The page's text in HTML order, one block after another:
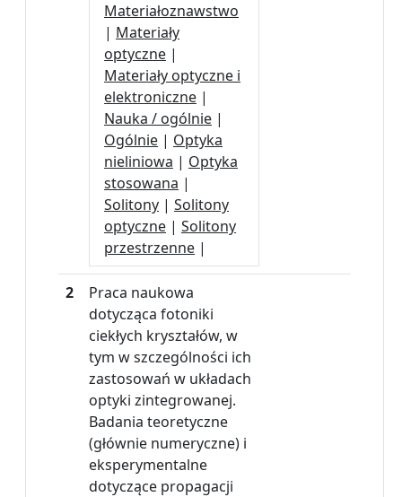
Materiałoznawstwo
| Materiały
optyczne |
Materiały optyczne i
elektroniczne |
Nauka / ogólnie |
Ogólnie | Optyka
nieliniowa | Optyka
stosowana |
Solitony | Solitony
optyczne | Solitony
przestrzenne |
2
Praca naukowa
dotycząca fotoniki
ciekłych kryształów, w
tym w szczególności ich
zastosowań w układach
optyki zintegrowanej.
Badania teoretyczne
(głównie numeryczne) i
eksperymentalne
dotyczące propagacji